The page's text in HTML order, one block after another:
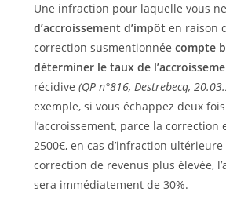
Une infraction pour laquelle vous
d’accroissement d’impôt en raison
correction susmentionnée compte
déterminer le taux de
récidive (QP n°816, Destrebecq,
exemple, si vous échappez deux
l’accroissement, parce la correction
2500€, en cas d’infraction ultérieure
correction de revenus plus élevée,
sera immédiatement de 30%.